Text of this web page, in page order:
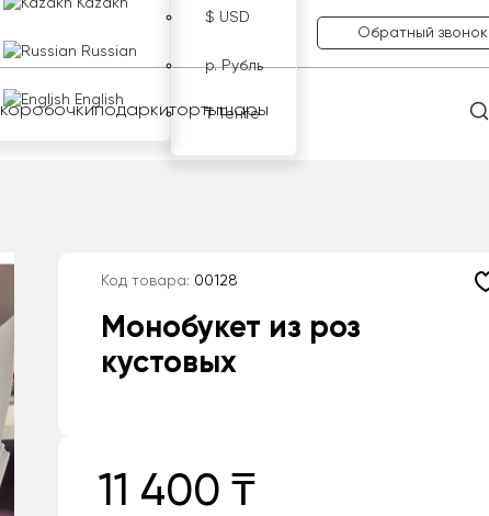
Kazakh
Russian
English
$ USD
р. Рубль
₸ Тенге
Обратный звонок
коробочкиподаркитортышары
Код товара: 00128
Монобукет из роз
кустовых
11 400 ₸